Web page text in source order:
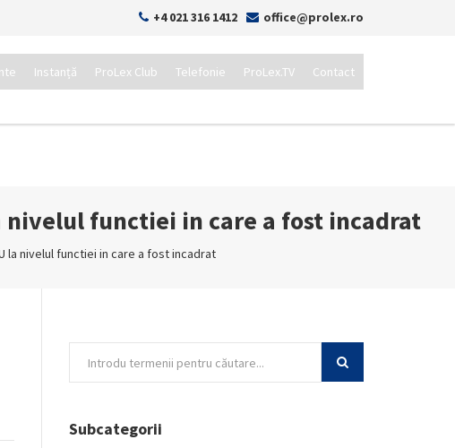
+4 021 316 1412 office@prolex.ro
Instanță ProLex Club Telefonie ProLex.TV Contact
nivelul functiei in care a fost incadrat
la nivelul functiei in care a fost incadrat
Subcategorii